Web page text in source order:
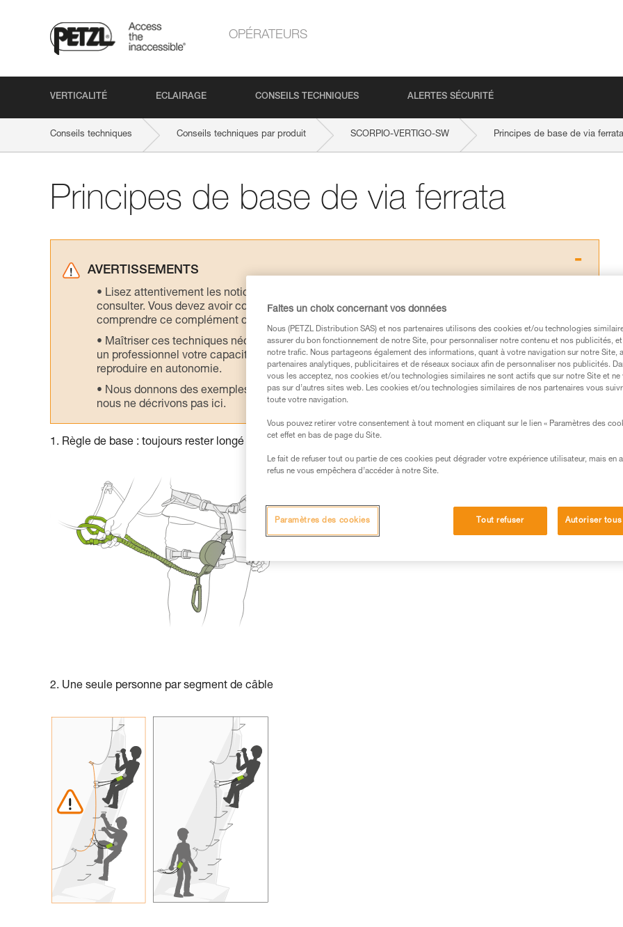
OPÉRATEURS
VERTICALITÉ ECLAIRAGE CONSEILS TECHNIQUES ALERTES SÉCURITÉ
Conseils techniques Conseils techniques par produit SCORPIO-VERTIGO-SW Principes de base de via ferrata
Principes de base de via ferrata
AVERTISSEMENTS
Lisez attentivement les notices techniques des produits utilisés dans ce conseil avant de le
consulter. Vous devez avoir compris les informations de la notice technique pour pouvoir
comprendre ce complément d’informations.
Maîtriser ces techniques nécessite une formation et un entraînement spécifique. Validez avec
un professionnel votre capacité à refaire la manipulation, seul, en toute sécurité, avant de la
reproduire en autonomie.
Nous donnons des exemples de techniques liées à votre activité. Il peut en exister d’autres que
nous ne décrivons pas ici.
1. Règle de base : toujours rester longé sur le câble
2. Une seule personne par segment de câble
Faites un choix concernant vos données
Nous (PETZL Distribution SAS) et nos partenaires utilisons des cookies et/ou technologies
assurer du bon fonctionnement de notre Site, pour personnaliser notre contenu et nos publicités,
notre trafic. Nous partageons également des informations, quant à votre navigation sur notre Site,
partenaires analytiques, publicitaires et de réseaux sociaux afin de personnaliser nos publicités.
vous les acceptez, nos cookies et/ou technologies similaires ne sont actifs que sur notre Site et ne
pas sur d’autres sites web. Les cookies et/ou technologies similaires de nos partenaires vous
toute votre navigation.
Vous pouvez retirer votre consentement à tout moment en cliquant sur le lien « Paramètres des
cet effet en bas de page du Site.
Le fait de refuser tout ou partie de ces cookies peut dégrader votre expérience utilisateur, mais en
refus ne vous empêchera d’accéder à notre Site.
Tout refuser Autoriser
Paramètres des cookies